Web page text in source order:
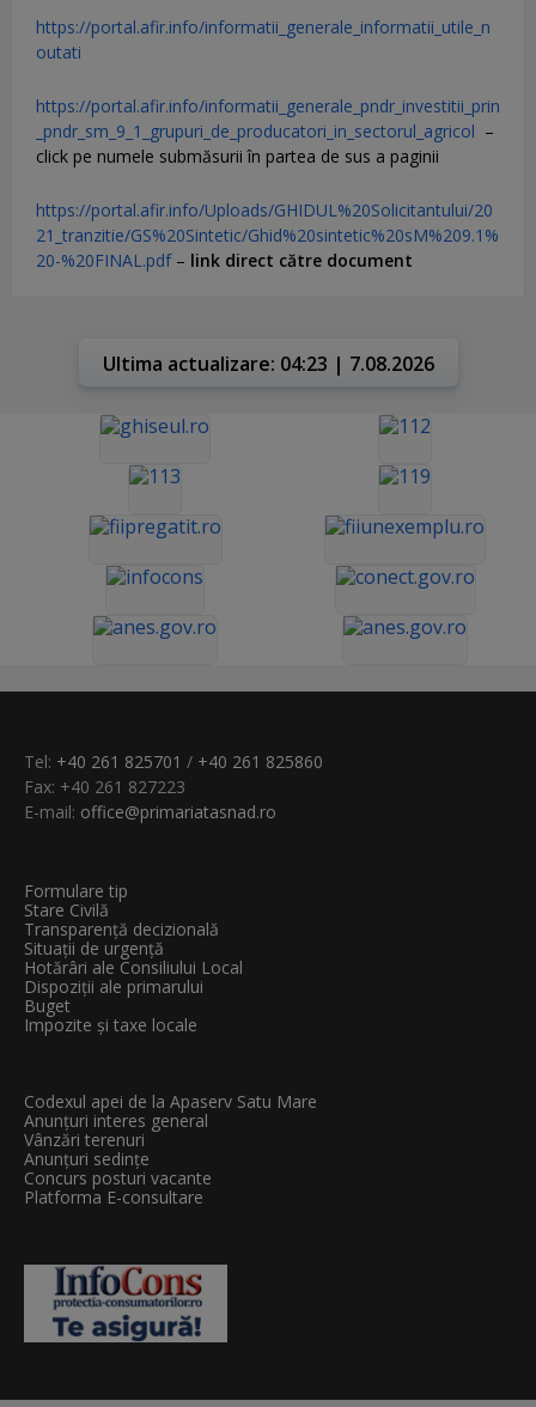
https://portal.afir.info/informatii_generale_informatii_utile_n
outati
https://portal.afir.info/informatii_generale_pndr_investitii_prin
_pndr_sm_9_1_grupuri_de_producatori_in_sectorul_agricol –
click pe numele submăsurii în partea de sus a paginii
https://portal.afir.info/Uploads/GHIDUL%20Solicitantului/20
21_tranzitie/GS%20Sintetic/Ghid%20sintetic%20sM%209.1%
20-%20FINAL.pdf– link direct către document
Ultima actualizare: 04:23 | 7.08.2026
Tel: +40 261 825701 / +40 261 825860
Fax: +40 261 827223
E-mail: office@primariatasnad.ro
Formulare tip
Stare Civilă
Transparenţă decizională
Situații de urgență
Hotărâri ale Consiliului Local
Dispoziții ale primarului
Buget
Impozite și taxe locale
Codexul apei de la Apaserv Satu Mare
Anunțuri interes general
Vânzări terenuri
Anunțuri sedințe
Concurs posturi vacante
Platforma E-consultare